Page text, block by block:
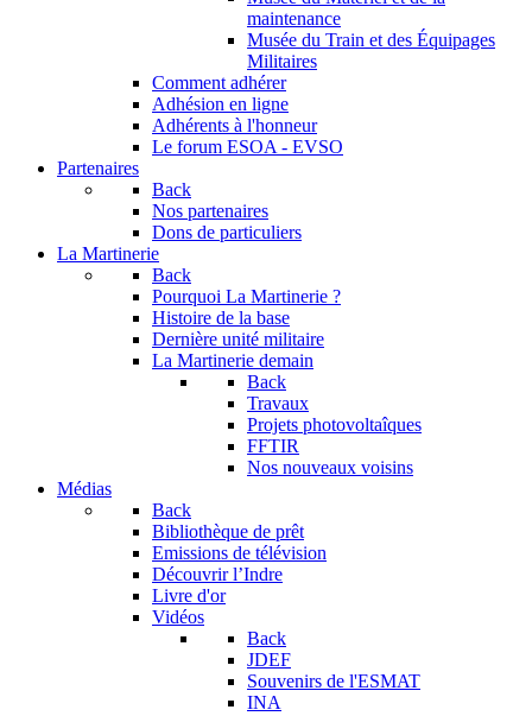
maintenance
Musée du Train et des Équipages
Militaires
Comment adhérer
Adhésion en ligne
Adhérents à l'honneur
Le forum ESOA - EVSO
Partenaires
Back
Nos partenaires
Dons de particuliers
La Martinerie
Back
Pourquoi La Martinerie ?
Histoire de la base
Dernière unité militaire
La Martinerie demain
Back
Travaux
Projets photovoltaîques
FFTIR
Nos nouveaux voisins
Médias
Back
Bibliothèque de prêt
Emissions de télévision
Découvrir l’Indre
Livre d'or
Vidéos
Back
JDEF
Souvenirs de l'ESMAT
INA